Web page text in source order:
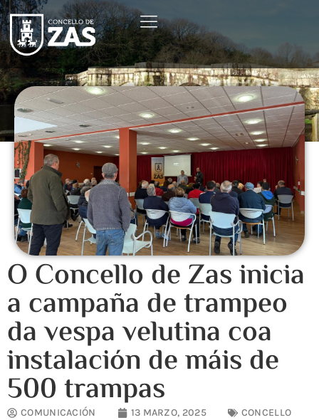
O Concello de Zas inicia
a campaña de trampeo
da vespa velutina coa
instalación de máis de
500 trampas
COMUNICACIÓN 13 MARZO, 2025 CONCELLO